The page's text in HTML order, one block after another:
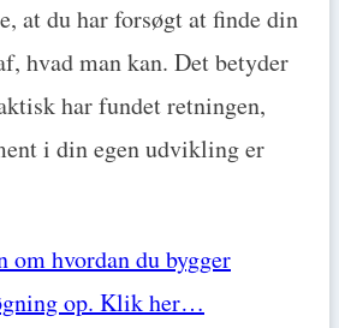
at du har forsøgt at finde din
hvad man kan. Det betyder
har fundet retningen,
i din egen udvikling er
hvordan du bygger
op. Klik her…